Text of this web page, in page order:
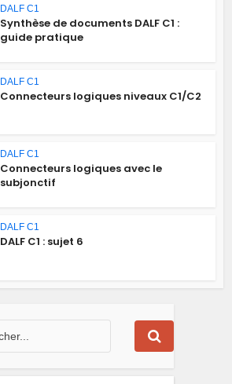
DALF C1
Synthèse de documents DALF C1 :
guide pratique
DALF C1
Connecteurs logiques niveaux C1/C2
DALF C1
Connecteurs logiques avec le
subjonctif
DALF C1
DALF C1 : sujet 6